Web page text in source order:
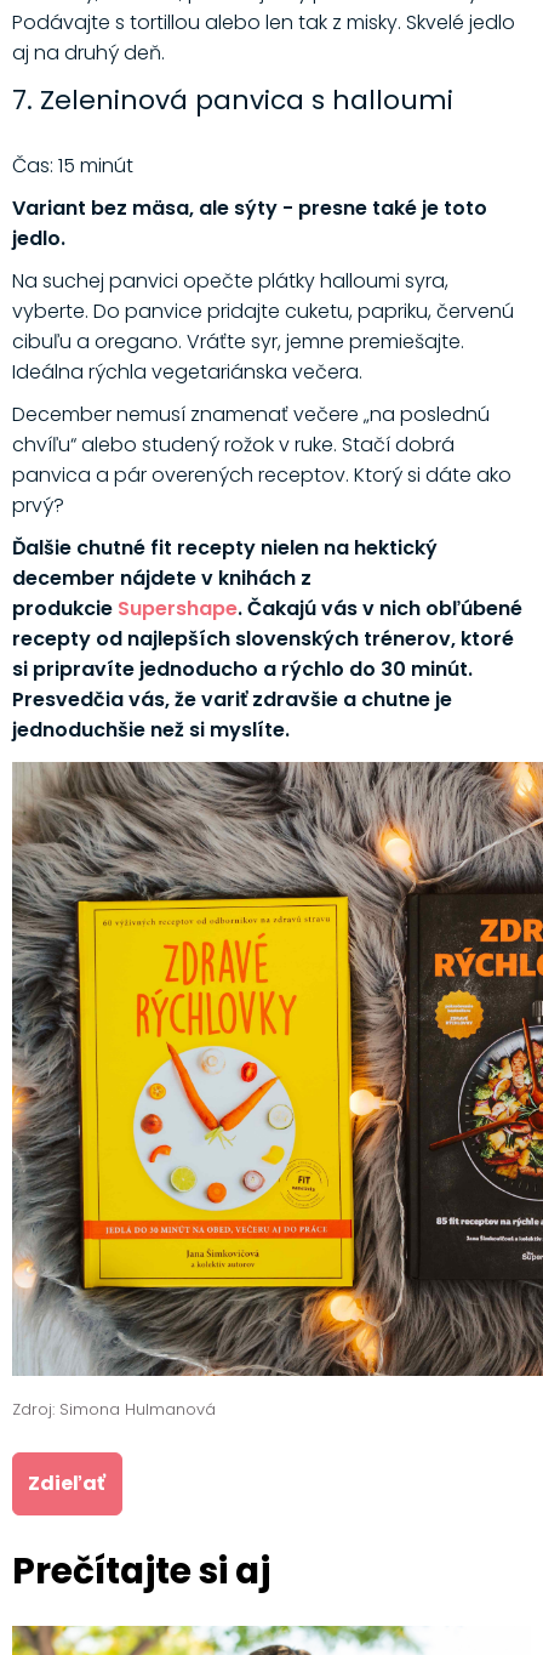
Podávajte s tortillou alebo len tak z misky. Skvelé jedlo
aj na druhý deň.
7. Zeleninová panvica s halloumi
Čas: 15 minút
Variant bez mäsa, ale sýty - presne také je toto
jedlo.
Na suchej panvici opečte plátky halloumi syra,
vyberte. Do panvice pridajte cuketu, papriku, červenú
cibuľu a oregano. Vráťte syr, jemne premiešajte.
Ideálna rýchla vegetariánska večera.
December nemusí znamenať večere „na poslednú
chvíľu“ alebo studený rožok v ruke. Stačí dobrá
panvica a pár overených receptov. Ktorý si dáte ako
prvý?
Ďalšie chutné fit recepty nielen na hektický
december nájdete v knihách z
produkcie Supershape. Čakajú vás v nich obľúbené
recepty od najlepších slovenských trénerov, ktoré
si pripravíte jednoducho a rýchlo do 30 minút.
Presvedčia vás, že variť zdravšie a chutne je
jednoduchšie než si myslíte.
Zdroj: Simona Hulmanová
Zdieľať
Prečítajte si aj